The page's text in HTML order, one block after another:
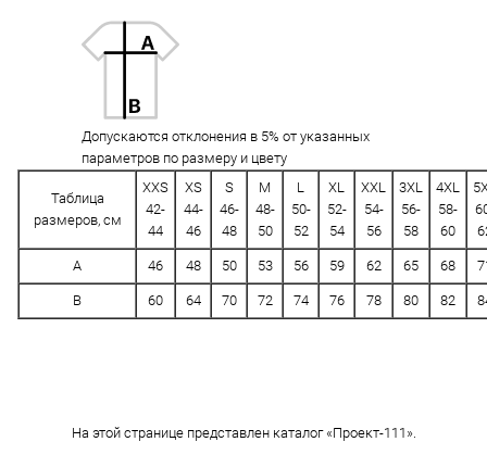
Допускаются отклонения в 5% от указанных
параметров по размеру и цвету
Таблица
размеров, см
XXS
42-
44
XS
44-
46
S
46-
48
M
48-
50
L
50-
52
XL
52-
54
XXL
54-
56
3XL
56-
58
4XL
58-
60
A 46 48 50 53 56 59 62 65 68
B 60 64 70 72 74 76 78 80 82
На этой странице представлен каталог «Проект-111».